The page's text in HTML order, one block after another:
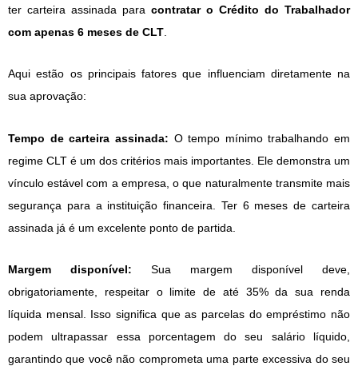
ter carteira assinada para contratar o Crédito do Trabalhador
com apenas 6 meses de CLT
Aqui estão os principais fatores que influenciam diretamente na
sua aprovação:
Tempo de carteira assinada: O tempo mínimo trabalhando em
regime CLT é um dos critérios mais importantes. Ele demonstra um
vínculo estável com a empresa, o que naturalmente transmite mais
segurança para a instituição financeira. Ter 6 meses de carteira
assinada já é um excelente ponto de partida.
Margem disponível: Sua margem disponível deve,
obrigatoriamente, respeitar o limite de até 35% da sua renda
líquida mensal. Isso significa que as parcelas do empréstimo não
podem ultrapassar essa porcentagem do seu salário líquido,
garantindo que você não comprometa uma parte excessiva do seu